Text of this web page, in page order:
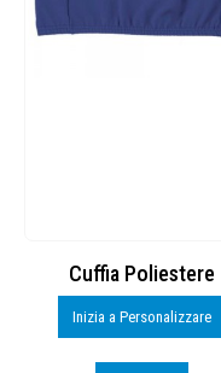
Cuffia Poliestere
Inizia a Personalizzare